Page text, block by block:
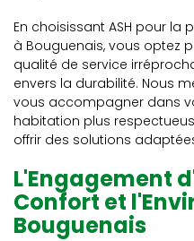
En choisissant ASH pour la
à Bouguenais, vous optez
qualité de service
envers la durabilité. Nous
vous accompagner dans
habitation plus
offrir des solutions
L'Engagement
Confort et
Bouguenais